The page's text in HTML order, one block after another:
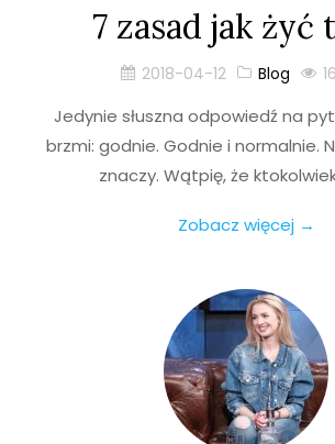
7 zasad jak żyć
2018-04-12 Blog
Jedynie słuszna odpowiedź na
brzmi: godnie. Godnie i normalnie.
znaczy. Wątpię, że
Zobacz więcej →